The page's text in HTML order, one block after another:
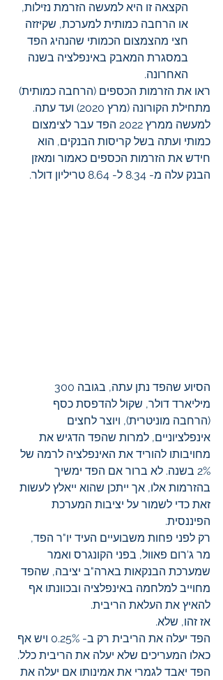
הקצאה זו היא למעשה הזרמת נזילות,
או הרחבה כמותית למערכת, שקיזזה
חצי מהצמצום הכמותי שהנהיג הפד
במסגרת המאבק באינפלציה בשנה
האחרונה.
ראו את הזרמות הכספים (הרחבה כמותית)
מתחילת הקורונה (מרץ 2020) ועד עתה.
למעשה ממרץ 2022 הפד עבר לצימצום
כמותי ועתה בשל קריסות הבנקים, הוא
חידש את הזרמות הכספים כאמור ומאזן
הבנק עלה מ- 8.34 ל- 8.64 טריליון דולר.
מיליארד דולר, שקול להדפסת כסף
(הרחבה מוניטרית), ויוצר לחצים
אינפלציוניים, למרות שהפד הדגיש את
מחויבותו להוריד את האינפלציה לרמה של
2% בשנה. לא ברור אם הפד ימשיך
בהזרמות אלו, אך ייתכן שהוא ייאלץ לעשות
זאת כדי לשמור על יציבות המערכת
הפיננסית.
רק לפני פחות משבועיים העיד יו"ר הפד,
מר ג'רום פאוול, בפני הקונגרס ואמר
שמערכת הבנקאות בארה"ב יציבה, שהפד
מחוייב למלחמה באינפלציה ובכוונתו אף
להאיץ את העלאת הריבית.
אז זהו, שלא.
הפד יעלה את הריבית רק ב- 0.25% ויש אף
כאלו המעריכים שלא יעלה את הריבית כלל.
הפד יאבד לגמרי את אמינותו אם יעלה את